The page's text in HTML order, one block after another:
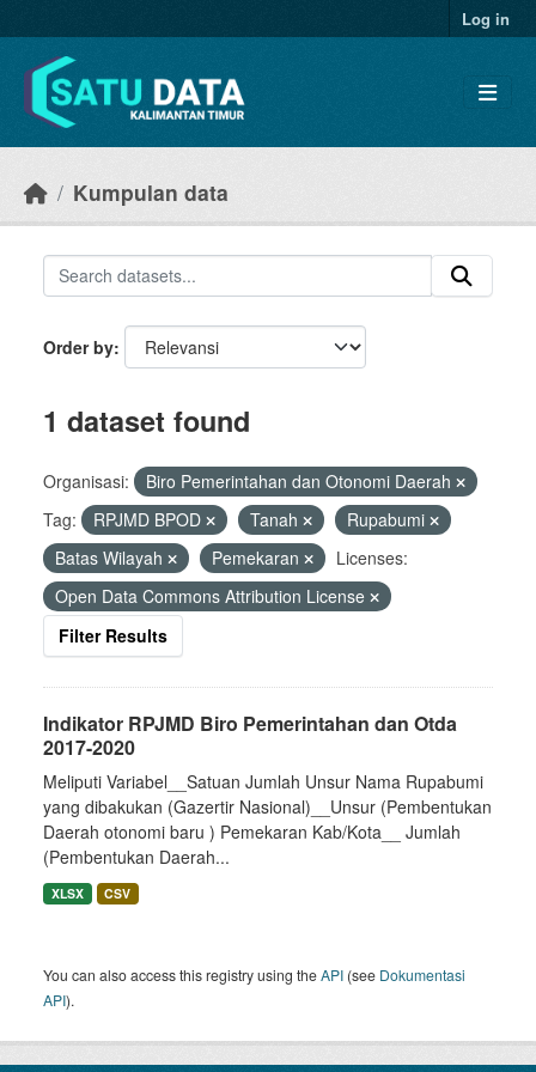
Log in
Kumpulan data
Order by
1 dataset found
Organisasi:
Biro Pemerintahan dan Otonomi Daerah
Tag:
RPJMD BPOD Tanah
Rupabumi
Batas Wilayah
Pemekaran
Licenses:
Open Data Commons Attribution License
Filter Results
Indikator RPJMD Biro Pemerintahan dan Otda
2017-2020
Meliputi Variabel__Satuan Jumlah Unsur Nama Rupabumi
yang dibakukan (Gazertir Nasional)__Unsur (Pembentukan
Daerah otonomi baru ) Pemekaran Kab/Kota__ Jumlah
(Pembentukan Daerah...
XLSX CSV
You can also access this registry using theAPI (see Dokumentasi
API).